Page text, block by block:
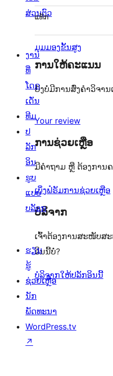
ແທັກ
ມຸມມອງຂັ້ນສູງ
ການໃຫ້ຄະແນນ
ຍັງບໍ່ມີການສົ່ງຄຳວິຈານ
Your review
ການຊ່ວຍເຫຼືອ
ມີຄຳຖາມ ຫຼື ຕ້ອງການ
ເບິ່ງຟໍຣັມການຊ່ວຍເຫຼືອ
ບໍລິຈາກ
ເຈົ້າຕ້ອງການສະໜັບສ
ອິນນີ້ບໍ່?
ບໍລິຈາກໃຫ້ປລັກອິນນີ້
ສ່ວນຕົວ
ງານ
ທີ່
ໂດດ
ເດັ່ນ
ທີມ
ປ
ລັກ
ອິນ
ຮູບ
ແບບ
ບລັອກ
ຮຽນ
ຮູ້
ຊ່ວຍເຫຼືອ
ນັກ
ພັດທະນາ
WordPress.tv
↗